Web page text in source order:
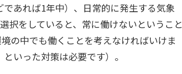
あれば1年中）、日常的に発生する気象
択をしていると、常に働けないということ
の中でも働くことを考えなければいけま
いった対策は必要です）。